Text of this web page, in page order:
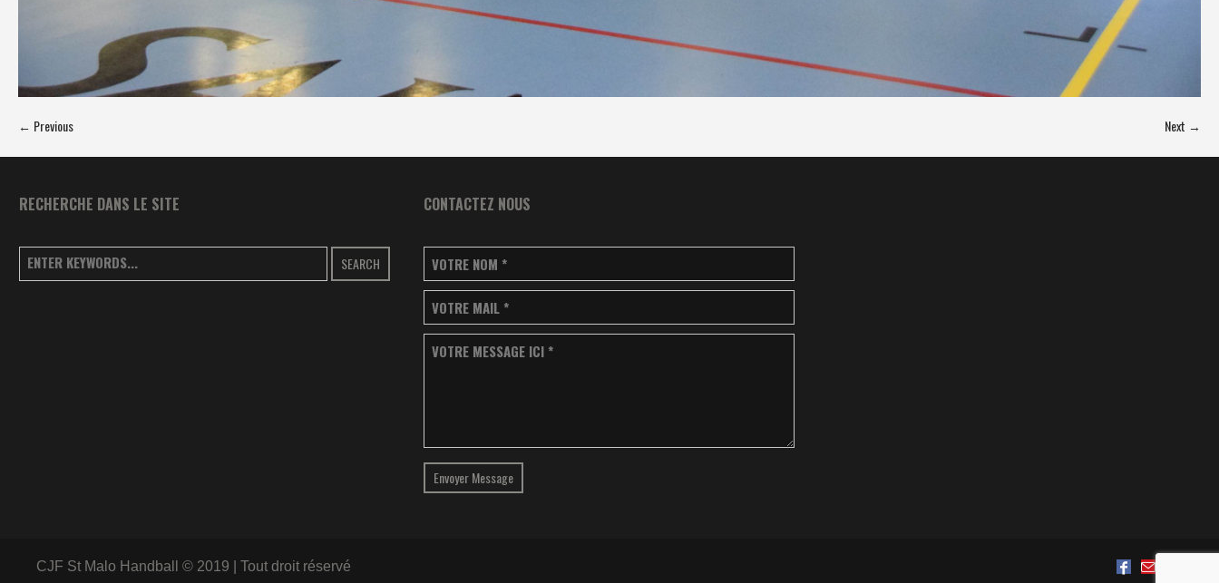
← Previous Next →
RECHERCHE DANS LE SITE
SEARCH
CONTACTEZ NOUS
VOTRE NOM *
VOTRE MAIL *
VOTRE MESSAGE ICI *
Envoyer Message
CJF St Malo Handball © 2019 | Tout droit réservé